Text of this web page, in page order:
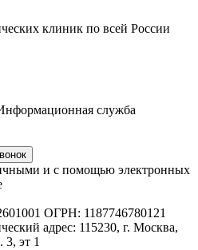
клиник по всей России
служба
и с помощью электронных
ОГРН: 1187746780121
адрес: 115230, г. Москва,
эт 1